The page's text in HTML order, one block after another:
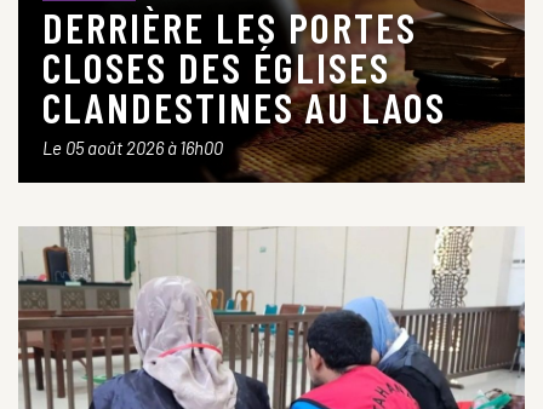
DERRIÈRE LES PORTES
CLOSES DES ÉGLISES
CLANDESTINES AU LAOS
Le 05 août 2026 à 16h00